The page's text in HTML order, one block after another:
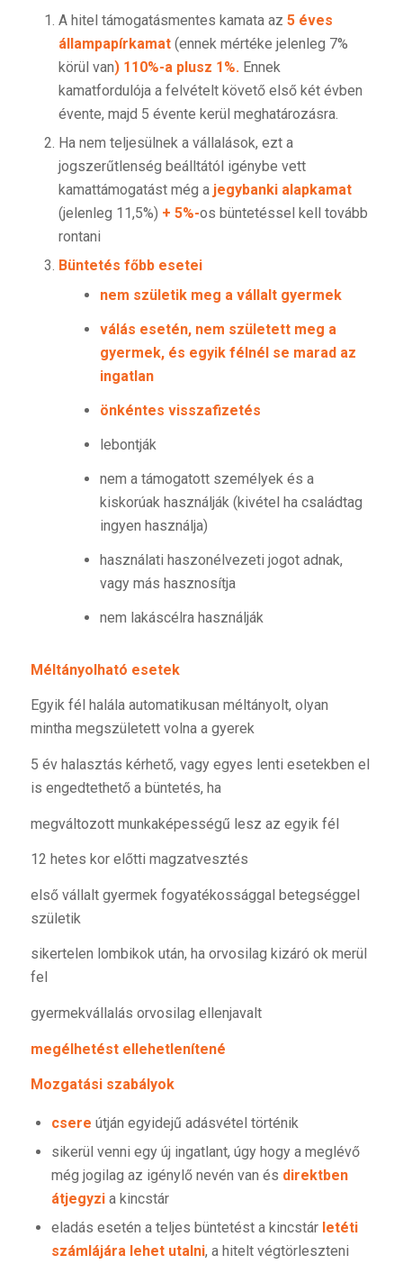
A hitel támogatásmentes kamata az 5 éves
állampapírkamat(ennek mértéke jelenleg 7%
körül van) 110%-a plusz 1%. Ennek
kamatfordulója a felvételt követő első két évben
évente, majd 5 évente kerül meghatározásra.
Ha nem teljesülnek a vállalások, ezt a
jogszerűtlenség beálltától igénybe vett
kamattámogatást még a jegybanki alapkamat
(jelenleg 11,5%) + 5%-os büntetéssel kell tovább
rontani
Büntetés főbb esetei
nem születik meg a vállalt gyermek
válás esetén, nem született meg a
gyermek, és egyik félnél se marad az
ingatlan
önkéntes visszafizetés
lebontják
nem a támogatott személyek és a
kiskorúak használják (kivétel ha családtag
ingyen használja)
használati haszonélvezeti jogot adnak,
vagy más hasznosítja
nem lakáscélra használják
Méltányolható esetek
Egyik fél halála automatikusan méltányolt, olyan
mintha megszületett volna a gyerek
5 év halasztás kérhető, vagy egyes lenti esetekben el
is engedtethető a büntetés, ha
megváltozott munkaképességű lesz az egyik fél
12 hetes kor előtti magzatvesztés
első vállalt gyermek fogyatékossággal betegséggel
születik
sikertelen lombikok után, ha orvosilag kizáró ok merül
fel
gyermekvállalás orvosilag ellenjavalt
megélhetést ellehetlenítené
Mozgatási szabályok
csere útján egyidejű adásvétel történik
sikerül venni egy új ingatlant, úgy hogy a meglévő
még jogilag az igénylő nevén van és direktben
átjegyzia kincstár
eladás esetén a teljes büntetést a kincstár letéti
számlájára lehet utalni, a hitelt végtörleszteni